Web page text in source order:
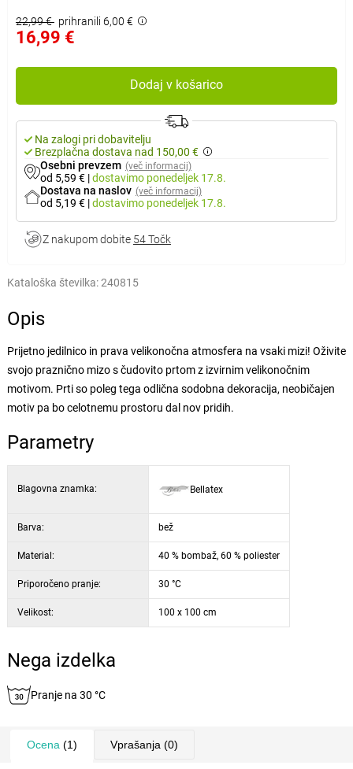
22,99 € prihranili 6,00 €
16,99 €
Dodaj v košarico
Na zalogi pri dobavitelju
Brezplačna dostava nad 150,00 €
Osebni prevzem (več informacij)
od 5,59 € |dostavimo ponedeljek 17.8.
Dostava na naslov (več informacij)
od 5,19 € |dostavimo ponedeljek 17.8.
Z nakupom dobite 54 Točk
Kataloška številka:240815
Opis
Prijetno jedilnico in prava velikonočna atmosfera na vsaki mizi! Oživite
svojo praznično mizo s čudovito prtom z izvirnim velikonočnim
motivom. Prti so poleg tega odlična sodobna dekoracija, neobičajen
motiv pa bo celotnemu prostoru dal nov pridih.
Parametry
Blagovna znamka: Bellatex
Barva: bež
Material: 40 % bombaž, 60 % poliester
Priporočeno pranje: 30 °C
Velikost: 100 x 100 cm
Nega izdelka
Pranje na 30 °C
Ocena (1) Vprašanja (0)